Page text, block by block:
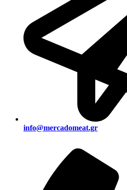
info@mercadomeat.gr